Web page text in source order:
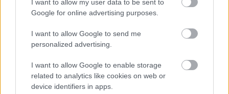
I want to allow my user data to be sent to
Google for online advertising purposes.
I want to allow Google to send me
personalized advertising.
I want to allow Google to enable storage
related to analytics like cookies on web or
device identifiers in apps.